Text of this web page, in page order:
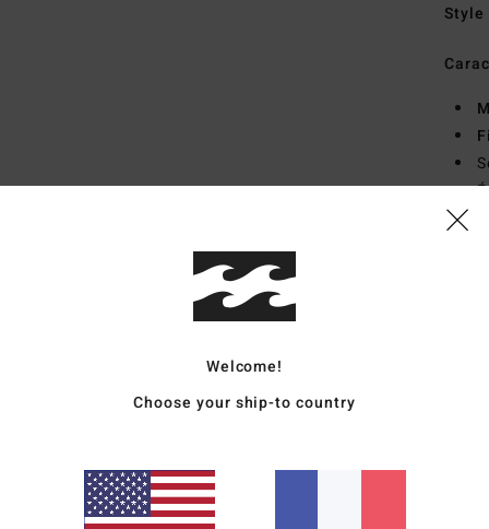
Style
Welcome!
Choose your ship-to country